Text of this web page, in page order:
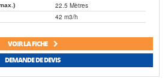
22.5 Mètres
42 m3/h
VOIR LA FICHE
DEMANDE DE DEVIS